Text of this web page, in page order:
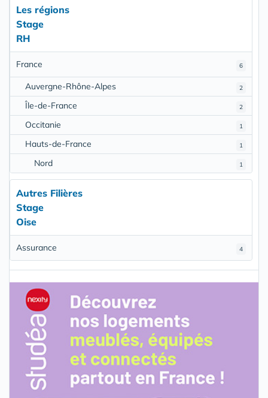
Les régions
Stage
RH
6
France
2
Auvergne-Rhône-Alpes
2
Île-de-France
1
Occitanie
1
Hauts-de-France
1
Nord
Autres Filières
Stage
Oise
4
Assurance